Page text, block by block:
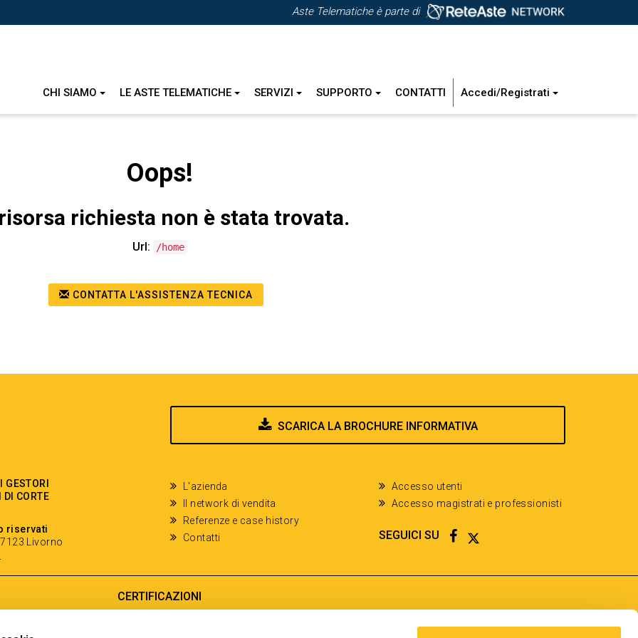
Aste Telematiche è parte di
CHI SIAMO LE ASTE TELEMATICHE SERVIZI SUPPORTO CONTATTI Accedi/Registrati
Oops!
richiesta non è stata trovata.
Url: /home
CONTATTA L'ASSISTENZA TECNICA
SCARICA LA BROCHURE INFORMATIVA
DI CORTE
riservati
Livorno
L'azienda
Il network di vendita
Referenze e case history
Contatti
Accesso utenti
Accesso magistrati e professionisti
SEGUICI SU FACEBOOK
TWITTER
CERTIFICAZIONI